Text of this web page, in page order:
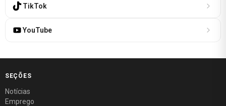
TikTok
YouTube
SEÇÕES
Notícias
Emprego